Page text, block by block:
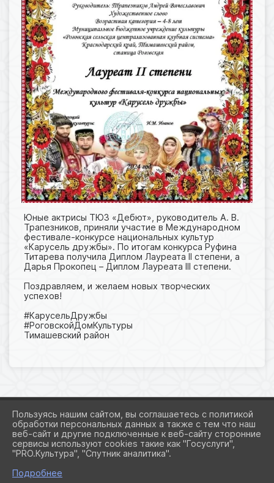
Юные актрисы ТЮЗ «Дебют», руководитель А. В.
Трапезников, приняли участие в Международном
фестивале-конкурсе национальных культур
«Карусель дружбы». По итогам конкурса Руфина
Титарева получила Диплом Лауреата II степени, а
Дарья Прокопец – Диплом Лауреата III степени.
Поздравляем, и желаем новых творческих
успехов!
#КарусельДружбы
#РоговскойДомКультуры
Тимашевский район
2026 Г. ADMROGOVSKAYA.RU
ВХОД
КАРТА САЙТА
ПОЛИТИКА ОБРАБОТКИ ПЕРСОНАЛЬНЫХ ДАННЫХ
Пользуясь нашим сайтом, вы соглашаетесь с политикой
обработки персональных данных а также с тем что наш
веб-сайт и другие подключенные к веб-сайту сторонние
сервисы используют cookies такие как "Госуслуги",
"PRO.Культура", "Спутник аналитика".
Подробнее